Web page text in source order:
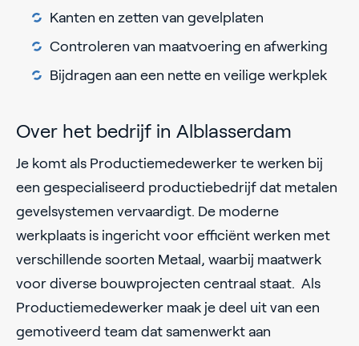
Kanten en zetten van gevelplaten
Controleren van maatvoering en afwerking
Bijdragen aan een nette en veilige werkplek
Over het bedrijf in Alblasserdam
Je komt als Productiemedewerker te werken bij
een gespecialiseerd productiebedrijf dat metalen
gevelsystemen vervaardigt. De moderne
werkplaats is ingericht voor efficiënt werken met
verschillende soorten Metaal, waarbij maatwerk
voor diverse bouwprojecten centraal staat. Als
Productiemedewerker maak je deel uit van een
gemotiveerd team dat samenwerkt aan